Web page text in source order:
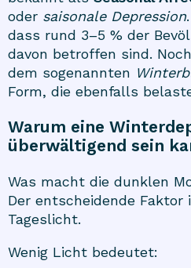
oder saisonale Depression
dass rund 3–5 % der
davon betroffen sind.
dem sogenannten
Form, die ebenfalls
Warum eine
überwältigend sein
Was macht die dunklen
Der entscheidende
Tageslicht.
Wenig Licht bedeutet: